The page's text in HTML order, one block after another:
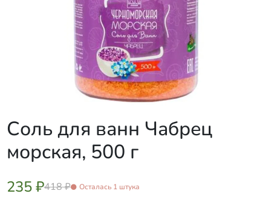
Соль для ванн Чабрец
морская, 500 г
235 ₽418 ₽ Осталась 1 штука